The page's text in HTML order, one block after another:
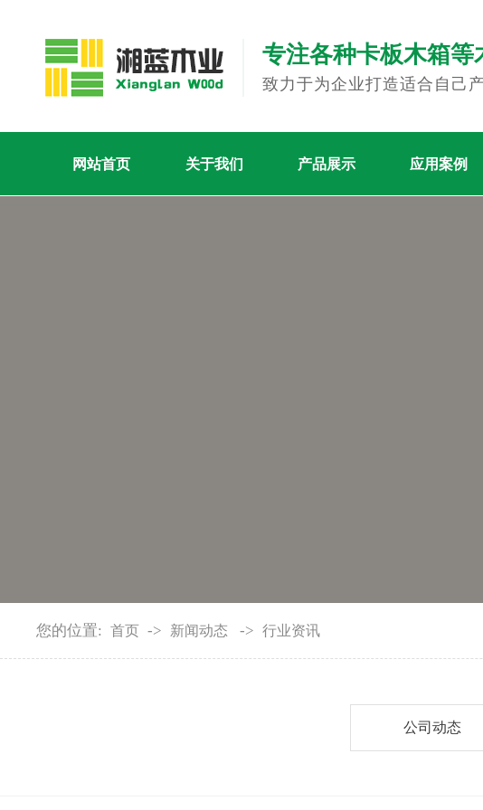
专注各种卡板木箱等
致力于为企业打造适合自己
网站首页 关于我们 产品展示 应用案例
您的位置: 首页 -> 新闻动态 -> 行业资讯
公司动态